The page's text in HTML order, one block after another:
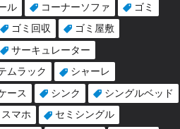
ル コーナーソファ
ゴミ
ゴミ回収
ゴミ屋敷
サーキュレーター
ムラック
シャーレ
ース シンク
シングルベッド
スマホ
セミシングル